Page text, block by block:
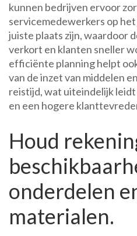
kunnen bedrijven ervoor
servicemedewerkers op
juiste plaats zijn, waardoor
verkort en klanten sneller
efficiënte planning helpt
van de inzet van middelen
reistijd, wat uiteindelijk
en een hogere
Houd
onderdelen
materialen.